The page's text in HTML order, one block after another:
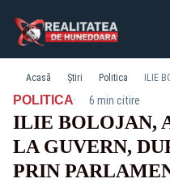
Acasă Știri Politica
POLITICA· 6 min citire
ILIE BOLOJAN,
LA GUVERN,
PRIN